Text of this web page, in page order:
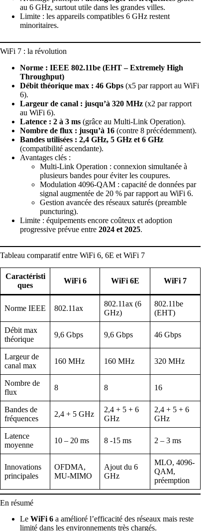
au 6 GHz, surtout utile dans les grandes villes.
Limite : les appareils compatibles 6 GHz restent
minoritaires.
WiFi 7 : la révolution
Norme : IEEE 802.11be (EHT – Extremely High
Throughput)
Débit théorique max : 46 Gbps (x5 par rapport au WiFi
6).
Largeur de canal : jusqu’à 320 MHz (x2 par rapport
au WiFi 6).
Latence : 2 à 3 ms (grâce au Multi-Link Operation).
Nombre de flux : jusqu’à 16 (contre 8 précédemment).
Bandes utilisées : 2,4 GHz, 5 GHz et 6 GHz
(compatibilité ascendante).
Avantages clés :
Multi-Link Operation : connexion simultanée à
plusieurs bandes pour éviter les coupures.
Modulation 4096-QAM : capacité de données par
signal augmentée de 20 % par rapport au WiFi 6.
Gestion avancée des réseaux saturés (preamble
puncturing).
Limite : équipements encore coûteux et adoption
progressive prévue entre 2024 et 2025.
Tableau comparatif entre WiFi 6, 6E et WiFi 7
Caractéristi
ques
WiFi 6 WiFi 6E WiFi 7
Norme IEEE 802.11ax
802.11ax (6
GHz)
802.11be
(EHT)
Débit max
théorique
9,6 Gbps 9,6 Gbps 46 Gbps
Largeur de
canal max
160 MHz 160 MHz 320 MHz
Nombre de
flux
8 8 16
Bandes de
fréquences
2,4 + 5 GHz
2,4 + 5 + 6
GHz
2,4 + 5 + 6
GHz
Latence
moyenne
10 – 20 ms 8 -15 ms 2 – 3 ms
Innovations
principales
OFDMA,
MU-MIMO
Ajout du 6
GHz
MLO, 4096-
QAM,
préemption
En résumé
Le WiFi 6 a amélioré l’efficacité des réseaux mais reste
limité dans les environnements très chargés.